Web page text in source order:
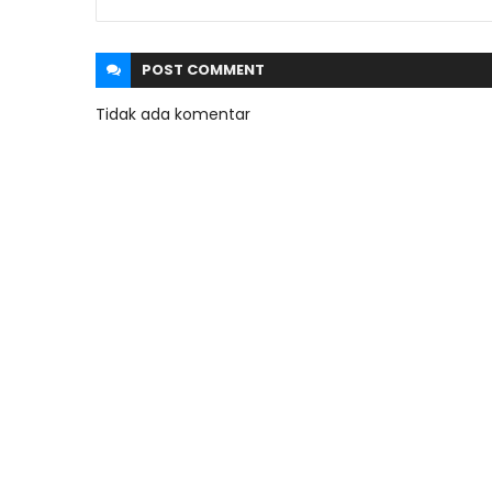
POST COMMENT
Tidak ada komentar